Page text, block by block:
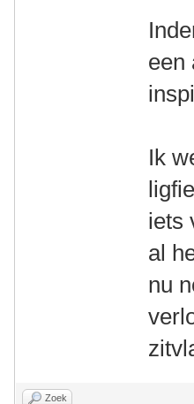
een
Ik
iets
al
nu
Zoek